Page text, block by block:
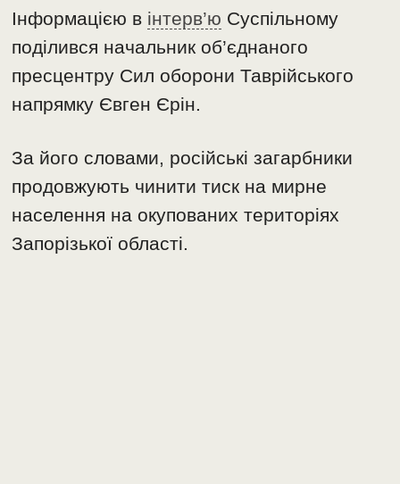
Інформацією в інтерв’ю Суспільному
поділився начальник об’єднаного
пресцентру Сил оборони Таврійського
напрямку Євген Єрін.
За його словами, російські загарбники
продовжують чинити тиск на мирне
населення на окупованих територіях
Запорізької області.